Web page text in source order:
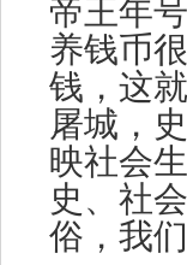
帝王年
养钱币
钱，这
屠城，
映社会
史、社
俗，我